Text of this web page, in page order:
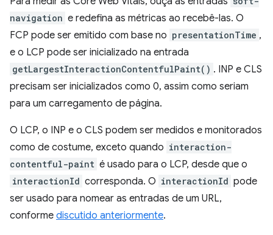
navigation e redefina as métricas ao recebê-las. O
FCP pode ser emitido com base no presentationTime ,
e o LCP pode ser inicializado na entrada
getLargestInteractionContentfulPaint() . INP e CLS
precisam ser inicializados como 0, assim como seriam
para um carregamento de página.
O LCP, o INP e o CLS podem ser medidos e monitorados
como de costume, exceto quando interaction-
contentful-paint é usado para o LCP, desde que o
interactionId corresponda. O interactionId pode
ser usado para nomear as entradas de um URL,
conforme discutido anteriormente.